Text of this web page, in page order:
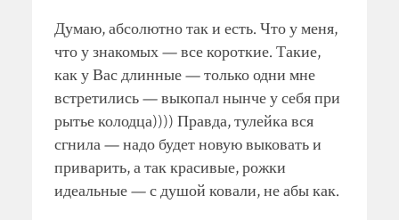
Думаю, абсолютно так и есть. Что у меня,
что у знакомых — все короткие. Такие,
как у Вас длинные — только одни мне
встретились — выкопал нынче у себя при
рытье колодца)))) Правда, тулейка вся
сгнила — надо будет новую выковать и
приварить, а так красивые, рожки
идеальные — с душой ковали, не абы как.